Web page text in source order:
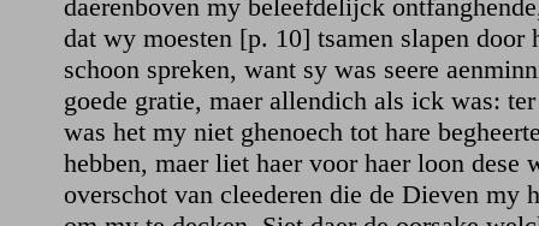
daerenboven my beleefdelijck
dat wy moesten [p. 10] tsamen slapen door
schoon spreken, want sy was seere
goede gratie, maer allendich als ick was:
was het my niet ghenoech tot hare
hebben, maer liet haer voor haer loon dese
overschot van cleederen die de Dieven my